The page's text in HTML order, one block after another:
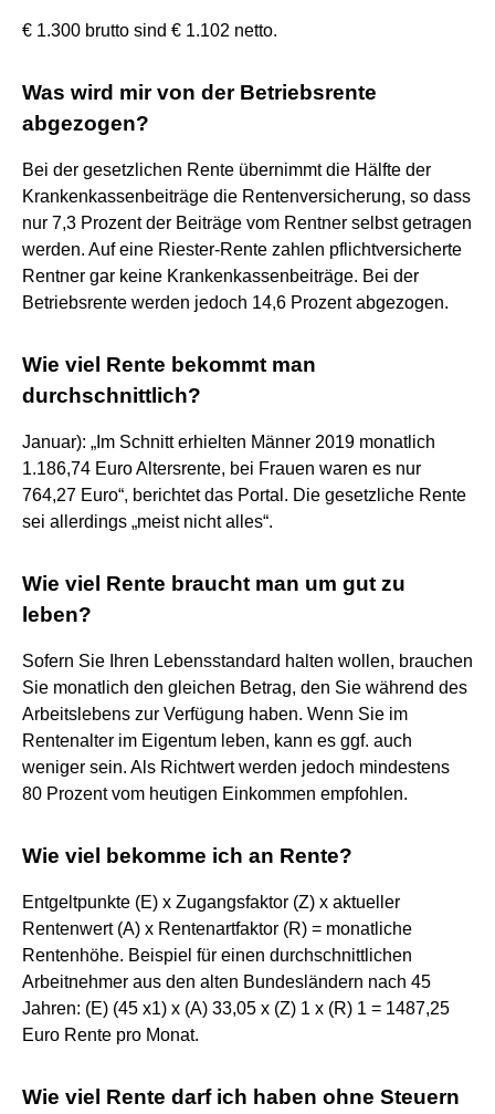
€ 1.300 brutto sind € 1.102 netto.
Was wird mir von der Betriebsrente
abgezogen?
Bei der gesetzlichen Rente übernimmt die Hälfte der
Krankenkassenbeiträge die Rentenversicherung, so dass
nur 7,3 Prozent der Beiträge vom Rentner selbst getragen
werden. Auf eine Riester-Rente zahlen pflichtversicherte
Rentner gar keine Krankenkassenbeiträge. Bei der
Betriebsrente werden jedoch 14,6 Prozent abgezogen.
Wie viel Rente bekommt man
durchschnittlich?
Januar): „Im Schnitt erhielten Männer 2019 monatlich
1.186,74 Euro Altersrente, bei Frauen waren es nur
764,27 Euro“, berichtet das Portal. Die gesetzliche Rente
sei allerdings „meist nicht alles“.
Wie viel Rente braucht man um gut zu
leben?
Sofern Sie Ihren Lebensstandard halten wollen, brauchen
Sie monatlich den gleichen Betrag, den Sie während des
Arbeitslebens zur Verfügung haben. Wenn Sie im
Rentenalter im Eigentum leben, kann es ggf. auch
weniger sein. Als Richtwert werden jedoch mindestens
80 Prozent vom heutigen Einkommen empfohlen.
Wie viel bekomme ich an Rente?
Entgeltpunkte (E) x Zugangsfaktor (Z) x aktueller
Rentenwert (A) x Rentenartfaktor (R) = monatliche
Rentenhöhe. Beispiel für einen durchschnittlichen
Arbeitnehmer aus den alten Bundesländern nach 45
Jahren: (E) (45 x1) x (A) 33,05 x (Z) 1 x (R) 1 = 1487,25
Euro Rente pro Monat.
Wie viel Rente darf ich haben ohne Steuern